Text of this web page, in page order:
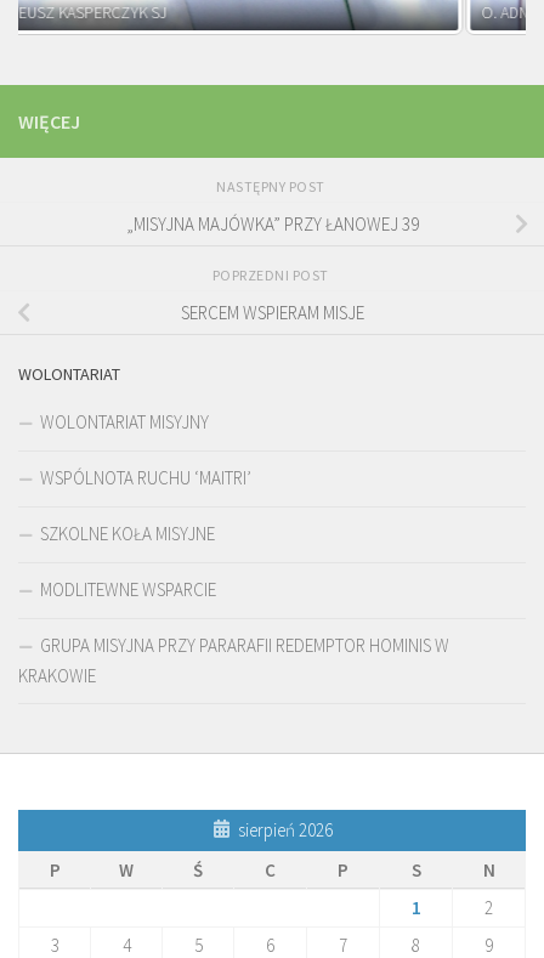
O. ADNRZEJ LEŚNIARA SJ
WIĘCEJ
NASTĘPNY POST
„MISYJNA MAJÓWKA” PRZY ŁANOWEJ 39
POPRZEDNI POST
SERCEM WSPIERAM MISJE
WOLONTARIAT
WOLONTARIAT MISYJNY
WSPÓLNOTA RUCHU ‘MAITRI’
SZKOLNE KOŁA MISYJNE
MODLITEWNE WSPARCIE
GRUPA MISYJNA PRZY PARARAFII REDEMPTOR HOMINIS W
KRAKOWIE
sierpień 2026
P
W Ś C P S
N
1
2
3
4 5 6 7 8
9